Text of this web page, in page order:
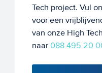
Tech project. Vul
voor een
van onze High
naar 088 495 20